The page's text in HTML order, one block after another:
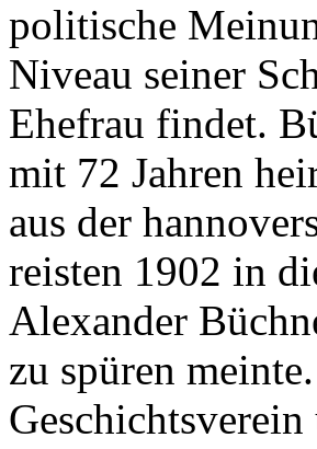
politische
Niveau seiner
Ehefrau findet.
mit 72 Jahren
aus der
reisten 1902 in
Alexander
zu spüren